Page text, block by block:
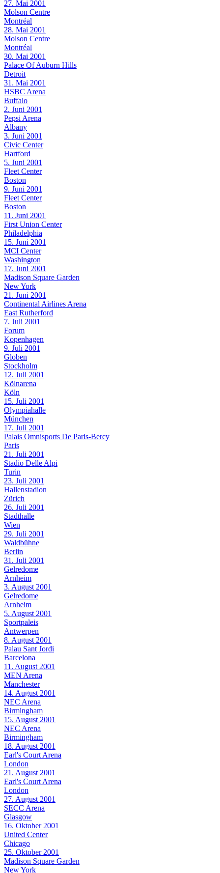
27. Mai 2001
Molson Centre
Montréal
28. Mai 2001
Molson Centre
Montréal
30. Mai 2001
Palace Of Auburn Hills
Detroit
31. Mai 2001
HSBC Arena
Buffalo
2. Juni 2001
Pepsi Arena
Albany
3. Juni 2001
Civic Center
Hartford
5. Juni 2001
Fleet Center
Boston
9. Juni 2001
Fleet Center
Boston
11. Juni 2001
First Union Center
Philadelphia
15. Juni 2001
MCI Center
Washington
17. Juni 2001
Madison Square Garden
New York
21. Juni 2001
Continental Airlines Arena
East Rutherford
7. Juli 2001
Forum
Kopenhagen
9. Juli 2001
Globen
Stockholm
12. Juli 2001
Kölnarena
Köln
15. Juli 2001
Olympiahalle
München
17. Juli 2001
Palais Omnisports De Paris-Bercy
Paris
21. Juli 2001
Stadio Delle Alpi
Turin
23. Juli 2001
Hallenstadion
Zürich
26. Juli 2001
Stadthalle
Wien
29. Juli 2001
Waldbühne
Berlin
31. Juli 2001
Gelredome
Arnheim
3. August 2001
Gelredome
Arnheim
5. August 2001
Sportpaleis
Antwerpen
8. August 2001
Palau Sant Jordi
Barcelona
11. August 2001
MEN Arena
Manchester
14. August 2001
NEC Arena
Birmingham
15. August 2001
NEC Arena
Birmingham
18. August 2001
Earl's Court Arena
London
21. August 2001
Earl's Court Arena
London
27. August 2001
SECC Arena
Glasgow
16. Oktober 2001
United Center
Chicago
25. Oktober 2001
Madison Square Garden
New York